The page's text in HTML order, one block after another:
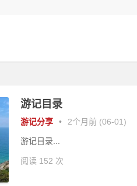
游记目录
游记分享 • 2个月前 (06-01)
游记目录...
阅读 152 次